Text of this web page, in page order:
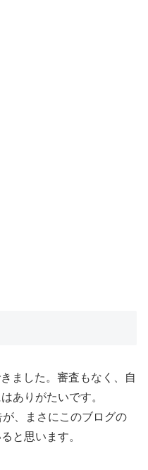
ました。審査もなく、自
ありがたいです。
、まさにこのブログの
と思います。